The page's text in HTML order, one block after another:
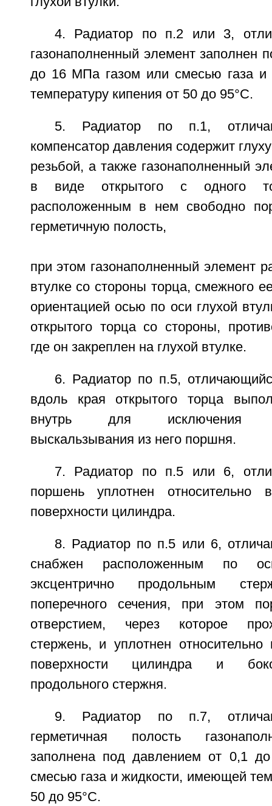
4. Радиатор по п.2 или 3,
газонаполненный элемент заполнен
до 16 МПа газом или смесью газа
температуру кипения от 50 до 95°C.
5. Радиатор по п.1,
компенсатор давления содержит
резьбой, а также газонаполненный
в виде открытого с одного
расположенным в нем свободно
герметичную полость,
при этом газонаполненный элемент
втулке со стороны торца, смежного
ориентацией осью по оси глухой
открытого торца со стороны,
где он закреплен на глухой втулке.
6. Радиатор по п.5,
вдоль края открытого торца
внутрь для исключения
выскальзывания из него поршня.
7. Радиатор по п.5 или 6,
поршень уплотнен относительно
поверхности цилиндра.
8. Радиатор по п.5 или 6,
снабжен расположенным по
эксцентрично продольным
поперечного сечения, при этом
отверстием, через которое
стержень, и уплотнен относительно
поверхности цилиндра и
продольного стержня.
9. Радиатор по п.7,
герметичная полость
заполнена под давлением от 0,1
смесью газа и жидкости, имеющей
50 до 95°C.